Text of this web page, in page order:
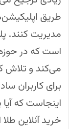
طریق
مدیریت کنند.
است که در
می‌کند و تلاش
برای کاربران
اینجاست که آیا
خرید آنلاین